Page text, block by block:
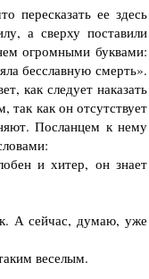
пересказать ее здесь
а сверху поставили
огромными буквами:
бесславную смерть».
как следует наказать
так как он отсутствует
Посланцем к нему
и хитер, он знает
А сейчас, думаю, уже
веселым.